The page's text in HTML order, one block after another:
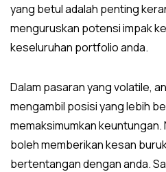
yang betul adalah penting
menguruskan potensi impak
keseluruhan portfolio anda.
Dalam pasaran yang volatile,
mengambil posisi yang lebih
memaksimumkan keuntungan.
boleh memberikan kesan
bertentangan dengan anda.